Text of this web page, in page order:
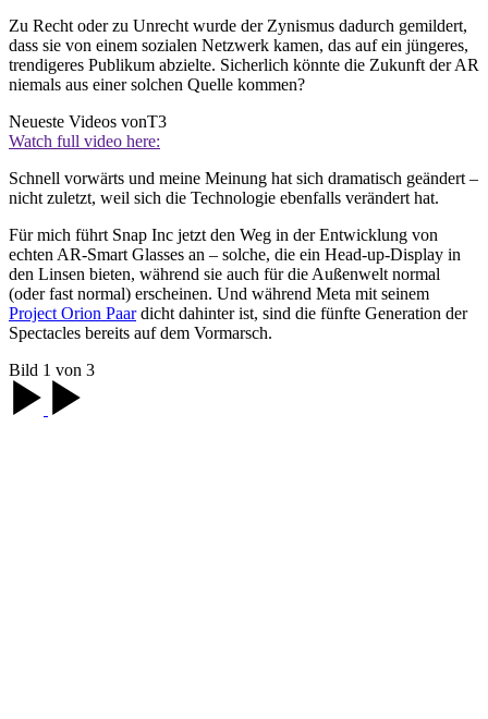
Zu Recht oder zu Unrecht wurde der Zynismus dadurch gemildert,
dass sie von einem sozialen Netzwerk kamen, das auf ein jüngeres,
trendigeres Publikum abzielte. Sicherlich könnte die Zukunft der AR
niemals aus einer solchen Quelle kommen?
Neueste Videos vonT3
Watch full video here:
Schnell vorwärts und meine Meinung hat sich dramatisch geändert –
nicht zuletzt, weil sich die Technologie ebenfalls verändert hat.
Für mich führt Snap Inc jetzt den Weg in der Entwicklung von
echten AR-Smart Glasses an – solche, die ein Head-up-Display in
den Linsen bieten, während sie auch für die Außenwelt normal
(oder fast normal) erscheinen. Und während Meta mit seinem
Project Orion Paardicht dahinter ist, sind die fünfte Generation der
Spectacles bereits auf dem Vormarsch.
Bild 1 von 3